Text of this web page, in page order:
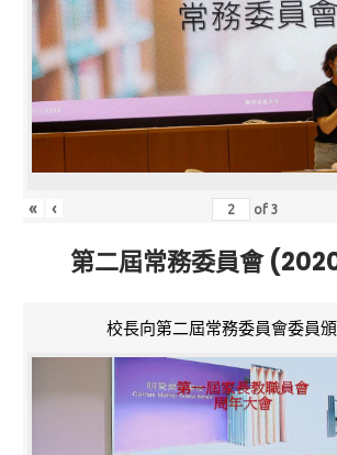
« ‹ of3
第二屆常務委員會
校長向第二屆常務委員會委員